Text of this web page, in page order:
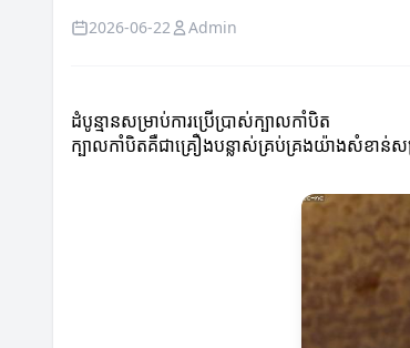
2026-06-22 Admin
ដំបូន្មានសម្រាប់ការប្រើប្រាស់ក្បាលកាំបិត
ក្បាលកាំបិតគឺជាគ្រឿងបន្លាស់គ្រប់គ្រងយ៉ាងសំខាន់ស